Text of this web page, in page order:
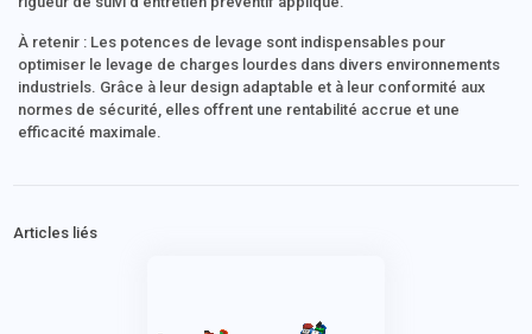
À retenir : Les potences de levage sont indispensables pour
optimiser le levage de charges lourdes dans divers environnements
industriels. Grâce à leur design adaptable et à leur conformité aux
normes de sécurité, elles offrent une rentabilité accrue et une
efficacité maximale.
Articles liés